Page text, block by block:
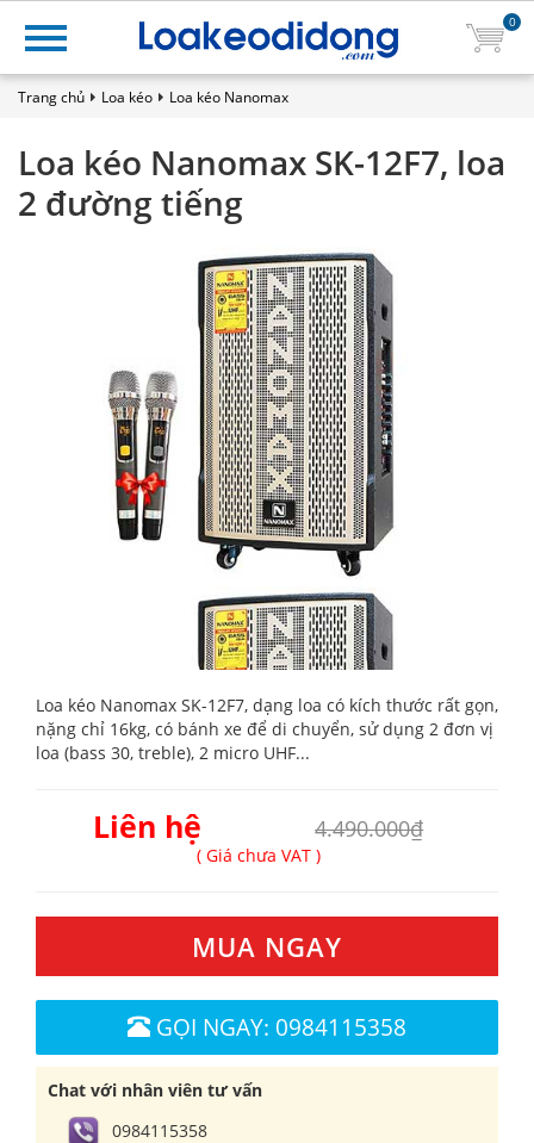
0
Trang chủ Loa kéo Loa kéo Nanomax
Loa kéo Nanomax SK-12F7, loa
2 đường tiếng
Loa kéo Nanomax SK-12F7, dạng loa có kích thước rất gọn,
nặng chỉ 16kg, có bánh xe để di chuyển, sử dụng 2 đơn vị
loa (bass 30, treble), 2 micro UHF...
Liên hệ 4.490.000₫
( Giá chưa VAT )
MUA NGAY
GỌI NGAY: 0984115358
Chat với nhân viên tư vấn
0984115358